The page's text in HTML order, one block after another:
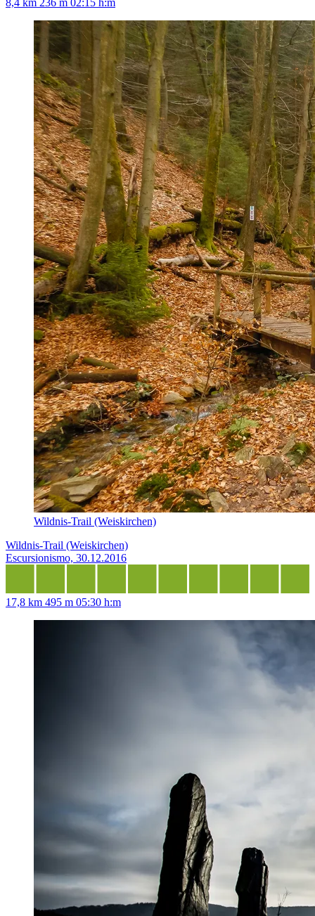
8,4 km 236 m 02:15 h:m
Wildnis-Trail (Weiskirchen)
Wildnis-Trail (Weiskirchen)
Escursionismo, 30.12.2016
17,8 km 495 m 05:30 h:m